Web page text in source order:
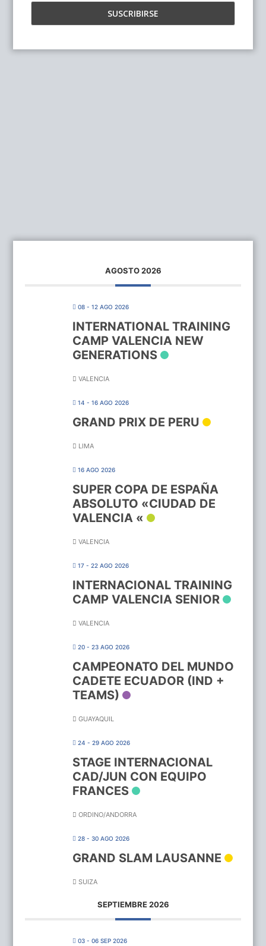
AGOSTO 2026
08 - 12 AGO 2026
INTERNATIONAL TRAINING
CAMP VALENCIA NEW
GENERATIONS
VALENCIA
14 - 16 AGO 2026
GRAND PRIX DE PERU
LIMA
16 AGO 2026
SUPER COPA DE ESPAÑA
ABSOLUTO «CIUDAD DE
VALENCIA «
VALENCIA
17 - 22 AGO 2026
INTERNACIONAL TRAINING
CAMP VALENCIA SENIOR
VALENCIA
20 - 23 AGO 2026
CAMPEONATO DEL MUNDO
CADETE ECUADOR (IND +
TEAMS)
GUAYAQUIL
24 - 29 AGO 2026
STAGE INTERNACIONAL
CAD/JUN CON EQUIPO
FRANCES
ORDINO/ANDORRA
28 - 30 AGO 2026
GRAND SLAM LAUSANNE
SUIZA
SEPTIEMBRE 2026
03 - 06 SEP 2026